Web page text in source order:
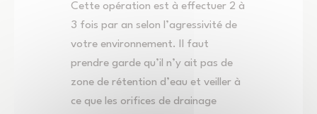
Cette opération est à effectuer 2 à
3 fois par an selon l’agressivité de
votre environnement. Il faut
prendre garde qu’il n’y ait pas de
zone de rétention d’eau et veiller à
ce que les orifices de drainage